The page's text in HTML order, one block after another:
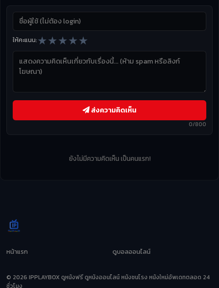
ให้คะแนน:★★★★★
0/800
ส่งความคิดเห็น
ยังไม่มีความคิดเห็น เป็นคนแรก!
หน้าแรก ดูบอลออนไลน์
© 2026 IPPLAYBOX ดูหนังฟรี ดูหนังออนไลน์ หนังชนโรง หนังใหม่อัพเดทตลอด 24
ชั่วโมง